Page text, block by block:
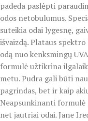
padeda paslėpti
odos netobulumus.
suteikia odai lygesnę,
išvaizdą. Plataus spektro
odą nuo kenksmingų
formulė užtikrina
metu. Pudra gali būti
pagrindas, bet ir kaip
Neapsunkinanti
net jautriai odai. Jane